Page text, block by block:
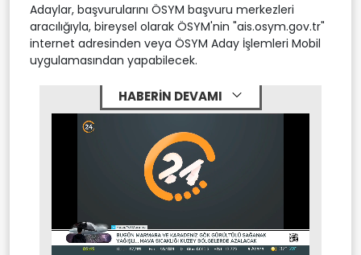
Adaylar, başvurularını ÖSYM başvuru merkezleri
aracılığıyla, bireysel olarak ÖSYM'nin "ais.osym.gov.tr"
internet adresinden veya ÖSYM Aday İşlemleri Mobil
uygulamasından yapabilecek.
HABERİN DEVAMI
Mute Stream